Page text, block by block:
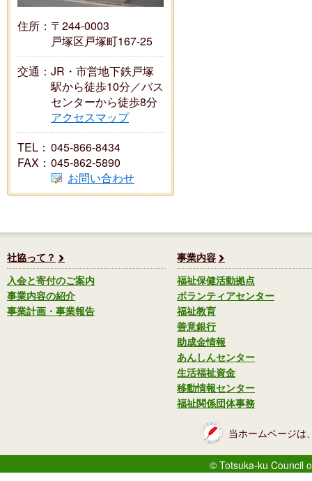
住所： 〒244-0003
戸塚区戸塚町167-25
交通： JR・市営地下鉄戸塚
駅から徒歩10分／バス
センターから徒歩8分
アクセスマップ
TEL： 045-866-8434
FAX： 045-862-5890
お問い合わせ
社協って？
入会と寄付のご案内
事業内容の紹介
事業計画・事業報告
事業内容
福祉保健活動拠点
ボランティアセンター
福祉教育
善意銀行
助成金情報
あんしんセンター
生活福祉資金
移動情報センター
福祉関係団体事務
当ホームページは
© Totsuka-ku Council